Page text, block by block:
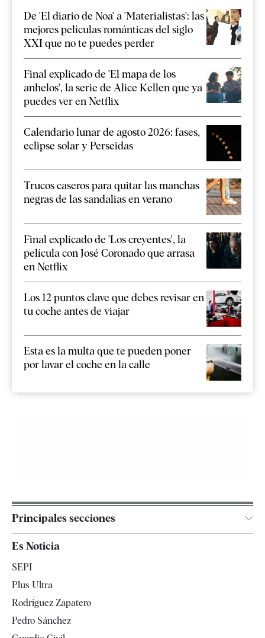
De 'El diario de Noa' a 'Materialistas': las
mejores películas románticas del siglo
XXI que no te puedes perder
Final explicado de 'El mapa de los
anhelos', la serie de Alice Kellen que ya
puedes ver en Netflix
Calendario lunar de agosto 2026: fases,
eclipse solar y Perseidas
Trucos caseros para quitar las manchas
negras de las sandalias en verano
Final explicado de 'Los creyentes', la
película con José Coronado que arrasa
en Netflix
Los 12 puntos clave que debes revisar en
tu coche antes de viajar
Esta es la multa que te pueden poner
por lavar el coche en la calle
Principales secciones
Televisión
Es Noticia
SEPI
Plus Ultra
Rodríguez Zapatero
Pedro Sánchez